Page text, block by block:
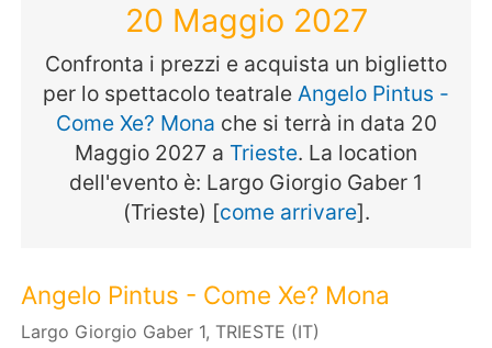
20 Maggio 2027
Confronta i prezzi e acquista un biglietto
per lo spettacolo teatrale Angelo Pintus -
Come Xe? Mona che si terrà in data 20
Maggio 2027 a Trieste. La location
dell'evento è: Largo Giorgio Gaber 1
(Trieste) [come arrivare].
Angelo Pintus - Come Xe? Mona
Largo Giorgio Gaber 1, TRIESTE (IT)